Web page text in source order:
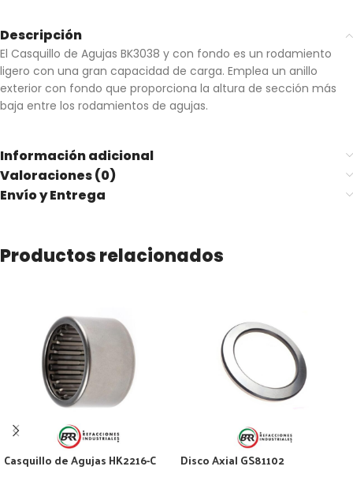
Descripción
El Casquillo de Agujas BK3038 y con fondo es un rodamiento
ligero con una gran capacidad de carga. Emplea un anillo
exterior con fondo que proporciona la altura de sección más
baja entre los rodamientos de agujas.
Información adicional
Valoraciones (0)
Envío y Entrega
Productos relacionados
Casquillo de Agujas HK2216-C Disco Axial GS81102